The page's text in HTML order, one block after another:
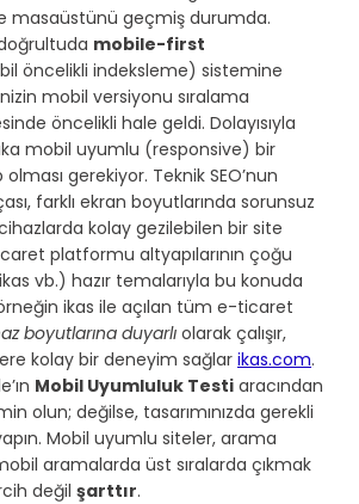
masaüstünü geçmiş durumda.
mobile-first
öncelikli indeksleme) sistemine
mobil versiyonu sıralama
öncelikli hale geldi. Dolayısıyla
mobil uyumlu (responsive) bir
gerekiyor. Teknik SEO’nun
farklı ekran boyutlarında sorunsuz
kolay gezilebilen bir site
platformu altyapılarının çoğu
vb.) hazır temalarıyla bu konuda
ikas ile açılan tüm e-ticaret
boyutlarına duyarlı olarak çalışır,
kolay bir deneyim sağlar ikas.com.
Mobil Uyumluluk Testi aracından
olun; değilse, tasarımınızda gerekli
Mobil uyumlu siteler, arama
aramalarda üst sıralarda çıkmak
değil şarttır.